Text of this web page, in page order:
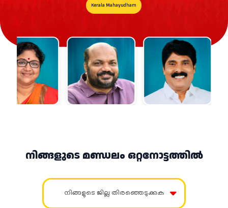
Kerala Mahayudham
നിങ്ങളുടെ മണ്ഡലം ഒറ്റനോട്ടത്തിൽ
നിങ്ങളുടെ ജില്ല തിരഞ്ഞെടുക്കുക